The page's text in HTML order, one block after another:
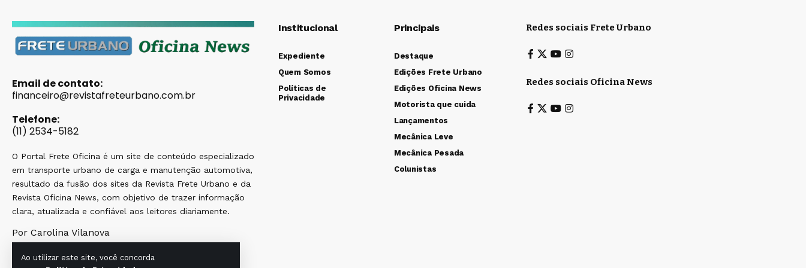
Ao utilizar este site, você concorda
Email de contato:
financeiro@revistafreteurbano.com.br
Telefone:
(11) 2534-5182
O Portal Frete Oficina é um site de conteúdo especializado
em transporte urbano de carga e manutenção automotiva,
resultado da fusão dos sites da Revista Frete Urbano e da
Revista Oficina News, com objetivo de trazer informação
clara, atualizada e confiável aos leitores diariamente.
Por Carolina Vilanova
Institucional
Expediente
Quem Somos
Políticas de
Privacidade
Principais
Destaque
Edições Frete Urbano
Edições Oficina News
Motorista que cuida
Lançamentos
Mecânica Leve
Mecânica Pesada
Colunistas
Redes sociais Frete Urbano
Redes sociais Oficina News